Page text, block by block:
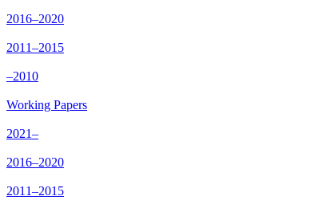
2016–2020
2011–2015
–2010
Working Papers
2021–
2016–2020
2011–2015